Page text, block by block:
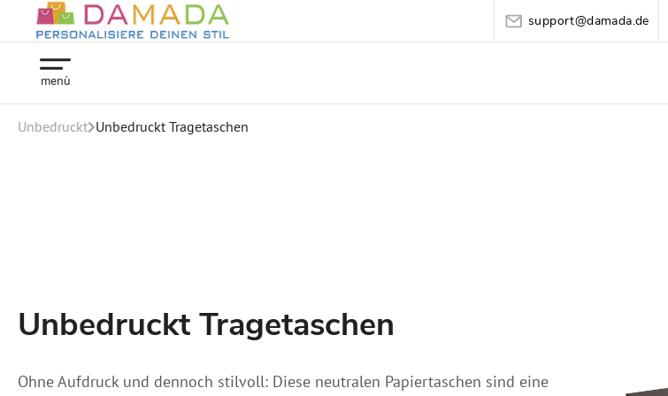
support@damada.de
menù
Unbedruckt Unbedruckt Tragetaschen
Unbedruckt Tragetaschen
Ohne Aufdruck und dennoch stilvoll: Diese neutralen Papiertaschen sind eine